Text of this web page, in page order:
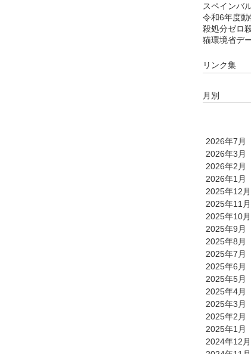
スペインバ
令和6年度動
殺処分ゼロ
猫環境省デ
リンク集
月別
2026年7月
2026年3月
2026年2月
2026年1月
2025年12月
2025年11月
2025年10月
2025年9月
2025年8月
2025年7月
2025年6月
2025年5月
2025年4月
2025年3月
2025年2月
2025年1月
2024年12月